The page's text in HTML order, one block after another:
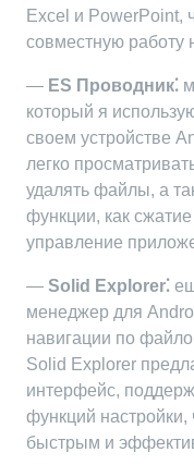
Excel и PowerPoint,
совместную работу
— ES Проводник⁚
который я
своем устройстве
легко
удалять файлы, а
функции, как
управление
— Solid Explorer⁚
менеджер для
навигации по
Solid Explorer
интерфейс,
функций
быстрым и